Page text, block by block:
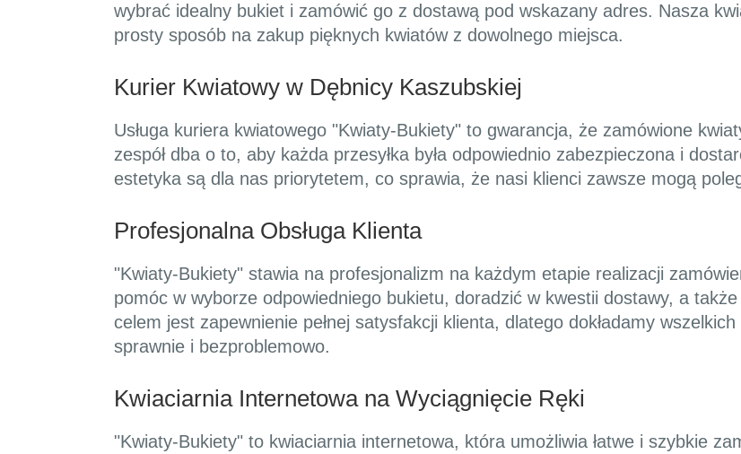
wybrać idealny bukiet i zamówić go z dostawą pod wskazany adres. Nasza
prosty sposób na zakup pięknych kwiatów z dowolnego miejsca.
Kurier Kwiatowy w Dębnicy Kaszubskiej
Usługa kuriera kwiatowego "Kwiaty-Bukiety" to gwarancja, że zamówione
zespół dba o to, aby każda przesyłka była odpowiednio zabezpieczona i
estetyka są dla nas priorytetem, co sprawia, że nasi klienci zawsze mogą
Profesjonalna Obsługa Klienta
"Kwiaty-Bukiety" stawia na profesjonalizm na każdym etapie realizacji
pomóc w wyborze odpowiedniego bukietu, doradzić w kwestii dostawy, a
celem jest zapewnienie pełnej satysfakcji klienta, dlatego dokładamy
sprawnie i bezproblemowo.
Kwiaciarnia Internetowa na Wyciągnięcie Ręki
"Kwiaty-Bukiety" to kwiaciarnia internetowa, która umożliwia łatwe i szybkie